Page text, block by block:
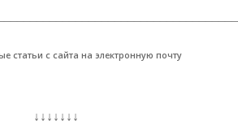
статьи с сайта на электронную почту
↓↓↓↓↓↓↓